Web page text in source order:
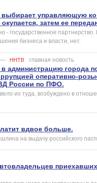
управляющую
затем ее
- государственное
бизнеса и власти, нет.
— ННТВ главная новость
в администрацию города
оперативно-
России по ПФО.
их туда, возбуждено в
вдвое больше.
на выдачу российского